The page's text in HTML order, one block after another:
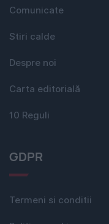
Comunicate
Stiri calde
Despre noi
Carta editorială
10 Reguli
GDPR
Termeni si conditii